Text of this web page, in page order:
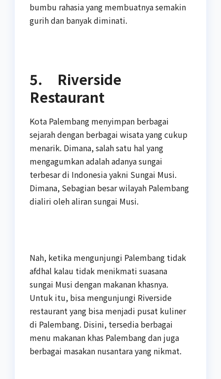
bumbu rahasia yang membuatnya semakin
gurih dan banyak diminati.
5. Riverside
Restaurant
Kota Palembang menyimpan berbagai
sejarah dengan berbagai wisata yang cukup
menarik. Dimana, salah satu hal yang
mengagumkan adalah adanya sungai
terbesar di Indonesia yakni Sungai Musi.
Dimana, Sebagian besar wilayah Palembang
dialiri oleh aliran sungai Musi.
Nah, ketika mengunjungi Palembang tidak
afdhal kalau tidak menikmati suasana
sungai Musi dengan makanan khasnya.
Untuk itu, bisa mengunjungi Riverside
restaurant yang bisa menjadi pusat kuliner
di Palembang. Disini, tersedia berbagai
menu makanan khas Palembang dan juga
berbagai masakan nusantara yang nikmat.